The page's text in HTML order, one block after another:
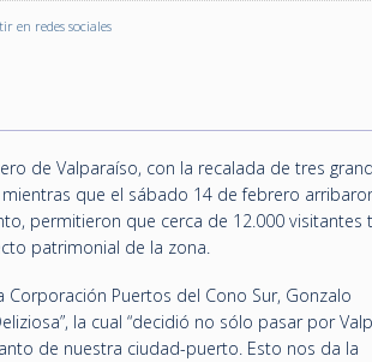
en redes sociales
de Valparaíso, con la recalada de tres
mientras que el sábado 14 de febrero
permitieron que cerca de 12.000 visitantes
patrimonial de la zona.
Puertos del Cono Sur, Gonzalo
la cual “decidió no sólo pasar por
de nuestra ciudad-puerto. Esto nos da la